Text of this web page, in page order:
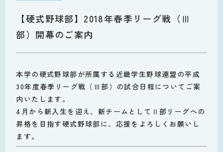
【硬式野球部】2018年春季リーグ戦（Ⅲ
部）開幕のご案内
本学の硬式野球部が所属する近畿学生野球連盟の平成
30年度春季リーグ戦（Ⅲ部）の試合日程についてご案
内いたします。
4月から新入生を迎え、新チームとしてⅡ部リーグへの
昇格を目指す硬式野球部に、応援をよろしくお願いし
ます。